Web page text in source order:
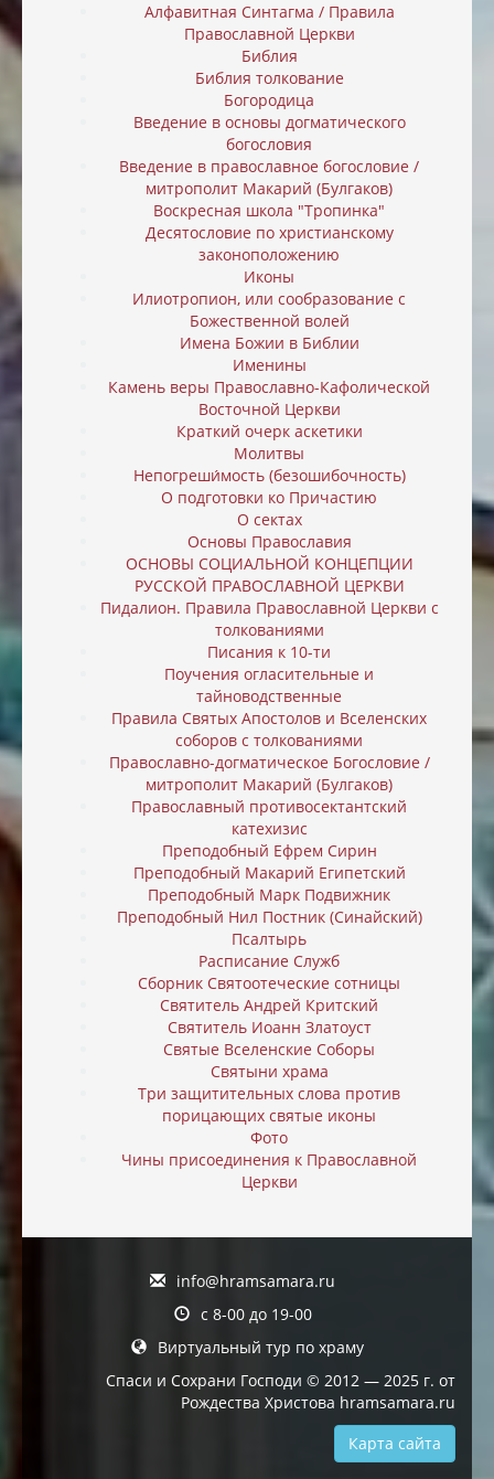
Алфавитная Синтагма / Правила
Православной Церкви
Библия
Библия толкование
Богородица
Введение в основы догматического
богословия
Введение в православное богословие /
митрополит Макарий (Булгаков)
Воскресная школа "Тропинка"
Десятословие по христианскому
законоположению
Иконы
Илиотропион, или cообразование с
Божественной волей
Имена Божии в Библии
Именины
Камень веры Православно-Кафолической
Восточной Церкви
Краткий очерк аскетики
Молитвы
Непогреши́мость (безошибочность)
О подготовки ко Причастию
О сектах
Основы Православия
ОСНОВЫ СОЦИАЛЬНОЙ КОНЦЕПЦИИ
РУССКОЙ ПРАВОСЛАВНОЙ ЦЕРКВИ
Пидалион. Правила Православной Церкви с
толкованиями
Писания к 10-ти
Поучения огласительные и
тайноводственные
Правила Святых Апостолов и Вселенских
соборов с толкованиями
Православно-догматическое Богословие /
митрополит Макарий (Булгаков)
Православный противосектантский
катехизис
Преподобный Ефрем Сирин
Преподобный Макарий Египетский
Преподобный Марк Подвижник
Преподобный Нил Постник (Синайский)
Псалтырь
Расписание Служб
Сборник Святоотеческие сотницы
Святитель Андрей Критский
Святитель Иоанн Златоуст
Святые Вселенские Соборы
Святыни храма
Три защитительных слова против
порицающих святые иконы
Фото
Чины присоединения к Православной
Церкви
info@hramsamara.ru
с 8-00 до 19-00
Виртуальный тур по храму
Спаси и Сохрани Господи © 2012 — 2025 г. от
Рождества Христова hramsamara.ru
Карта сайта